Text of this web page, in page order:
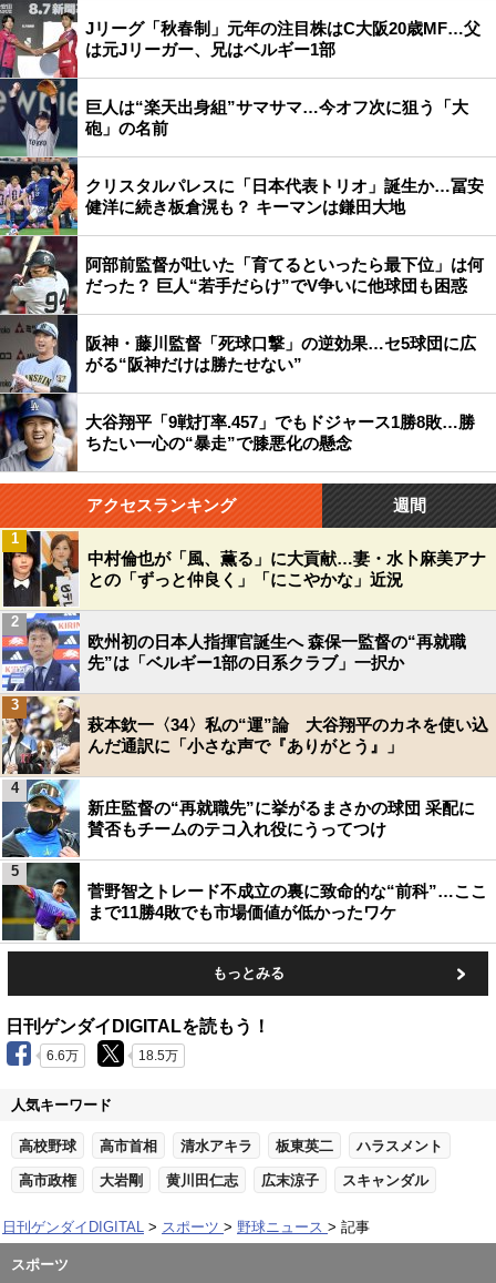
Jリーグ「秋春制」元年の注目株はC大阪20歳MF…父
は元Jリーガー、兄はベルギー1部
巨人は“楽天出身組”サマサマ…今オフ次に狙う「大
砲」の名前
クリスタルパレスに「日本代表トリオ」誕生か…冨安
健洋に続き板倉滉も？ キーマンは鎌田大地
阿部前監督が吐いた「育てるといったら最下位」は何
だった？ 巨人“若手だらけ”でV争いに他球団も困惑
阪神・藤川監督「死球口撃」の逆効果…セ5球団に広
がる“阪神だけは勝たせない”
大谷翔平「9戦打率.457」でもドジャース1勝8敗…勝
ちたい一心の“暴走”で膝悪化の懸念
アクセスランキング 週間
中村倫也が「風、薫る」に大貢献…妻・水卜麻美アナ
との「ずっと仲良く」「にこやかな」近況
1
欧州初の日本人指揮官誕生へ 森保一監督の“再就職
先”は「ベルギー1部の日系クラブ」一択か
2
萩本欽一〈34〉私の“運”論 大谷翔平のカネを使い込
んだ通訳に「小さな声で『ありがとう』」
3
新庄監督の“再就職先”に挙がるまさかの球団 采配に
賛否もチームのテコ入れ役にうってつけ
4
菅野智之トレード不成立の裏に致命的な“前科”…ここ
まで11勝4敗でも市場価値が低かったワケ
5
もっとみる
日刊ゲンダイDIGITALを読もう！
6.6万 18.5万
人気キーワード
高校野球 高市首相 清水アキラ 板東英二 ハラスメント
高市政権 大岩剛 黄川田仁志 広末涼子 スキャンダル
日刊ゲンダイDIGITAL スポーツ 野球ニュース 記事
スポーツ